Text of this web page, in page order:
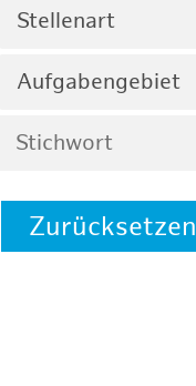
Stellenart
Aufgabengebiet
Zurücksetzen